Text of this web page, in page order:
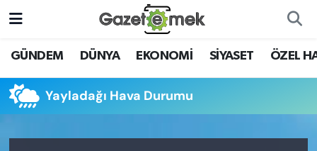
GÜNDEM DÜNYA EKONOMİ SİYASET ÖZEL
Yayladağı Hava Durumu
DÜNYA
EKONOMİ
Nöbetçi Eczaneler
Hava Durumu